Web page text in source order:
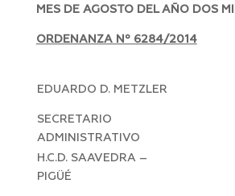
MES DE AGOSTO DEL AÑO DOS
ORDENANZA Nº 6284/2014
EDUARDO D. METZLER
SECRETARIO
ADMINISTRATIVO
H.C.D. SAAVEDRA –
PIGÜÉ